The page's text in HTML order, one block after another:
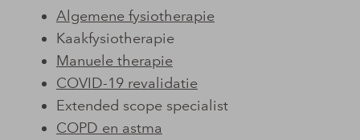
Algemene fysiotherapie
Kaakfysiotherapie
Manuele therapie
COVID-19 revalidatie
Extended scope specialist
COPD en astma